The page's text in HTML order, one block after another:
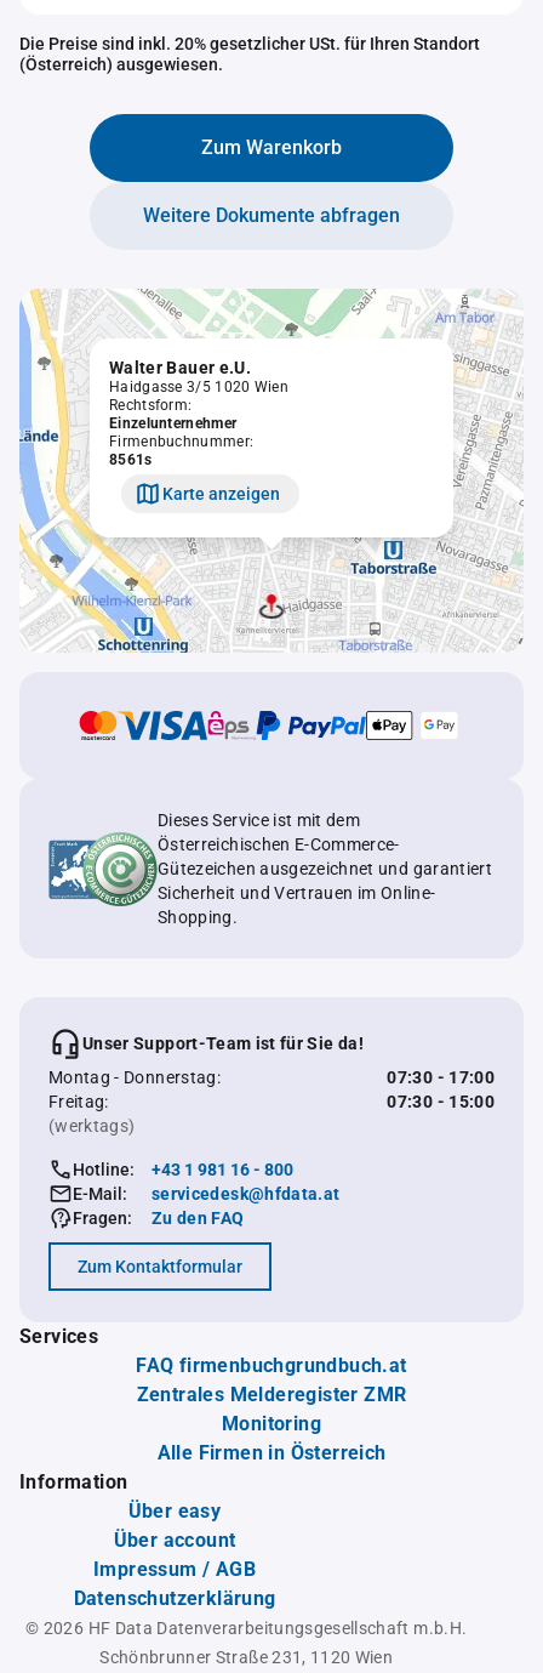
Die Preise sind inkl. 20% gesetzlicher USt. für Ihren Standort
(Österreich) ausgewiesen.
Zum Warenkorb
Weitere Dokumente abfragen
Walter Bauer e.U.
Haidgasse 3/5 1020 Wien
Rechtsform:
Einzelunternehmer
Firmenbuchnummer:
8561s
Karte anzeigen
Dieses Service ist mit dem
Österreichischen E-Commerce-
Gütezeichen ausgezeichnet und garantiert
Sicherheit und Vertrauen im Online-
Shopping.
Unser Support-Team ist für Sie da!
Montag - Donnerstag:
07:30 - 17:00
Freitag:
07:30 - 15:00
(werktags)
Hotline:
+43 1 981 16 - 800
E-Mail:
servicedesk@hfdata.at
Fragen:
Zu den FAQ
Zum Kontaktformular
Services
FAQ firmenbuchgrundbuch.at
Zentrales Melderegister ZMR
Monitoring
Alle Firmen in Österreich
Information
Über easy
Über account
Impressum / AGB
Datenschutzerklärung
© 2026 HF Data Datenverarbeitungsgesellschaft m.b.H.
Schönbrunner Straße 231, 1120 Wien